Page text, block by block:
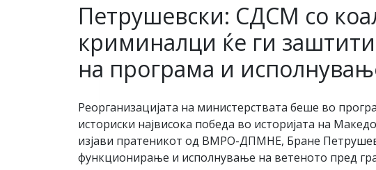
Петрушевски: СДСМ со
криминалци ќе ги
на програма и
Реорганизацијата на министерствата беше во
историски највисока победа во историјата на
изјави пратеникот од ВМРО-ДПМНЕ, Бране
функционирање и исполнување на ветеното пред